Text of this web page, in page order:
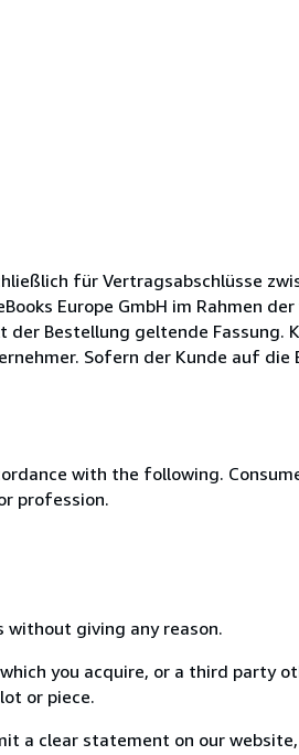
für Vertragsabschlüsse
Europe GmbH im Rahmen
Bestellung geltende Fassung.
Sofern der Kunde auf die
with the following.
profession.
giving any reason.
you acquire, or a third party
or piece.
a clear statement on our